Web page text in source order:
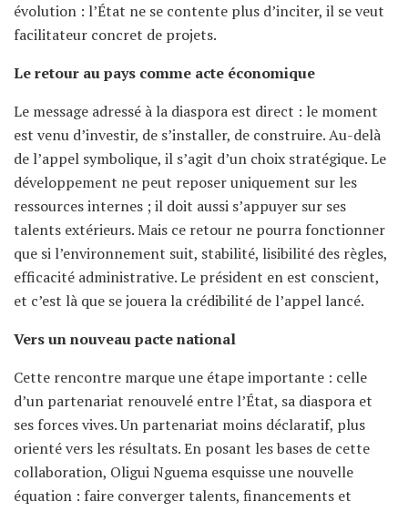
évolution : l’État ne se contente plus d’inciter, il se veut
facilitateur concret de projets.
Le retour au pays comme acte économique
Le message adressé à la diaspora est direct : le moment
est venu d’investir, de s’installer, de construire. Au-delà
de l’appel symbolique, il s’agit d’un choix stratégique. Le
développement ne peut reposer uniquement sur les
ressources internes ; il doit aussi s’appuyer sur ses
talents extérieurs. Mais ce retour ne pourra fonctionner
que si l’environnement suit, stabilité, lisibilité des règles,
efficacité administrative. Le président en est conscient,
et c’est là que se jouera la crédibilité de l’appel lancé.
Vers un nouveau pacte national
Cette rencontre marque une étape importante : celle
d’un partenariat renouvelé entre l’État, sa diaspora et
ses forces vives. Un partenariat moins déclaratif, plus
orienté vers les résultats. En posant les bases de cette
collaboration, Oligui Nguema esquisse une nouvelle
équation : faire converger talents, financements et